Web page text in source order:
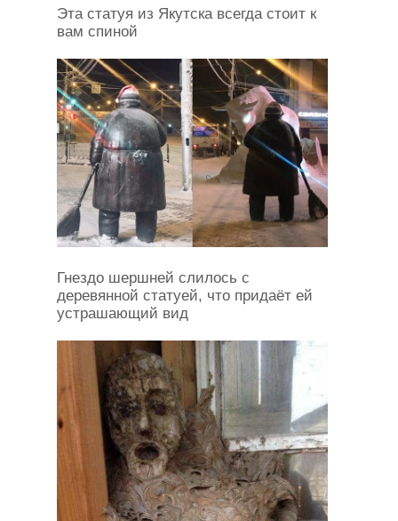
Эта статуя из Якутска всегда стоит к
вам спиной
Гнездо шершней слилось с
деревянной статуей, что придаёт ей
устрашающий вид